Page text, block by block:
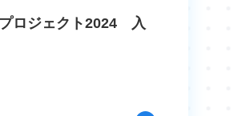
ロジェクト2024 入